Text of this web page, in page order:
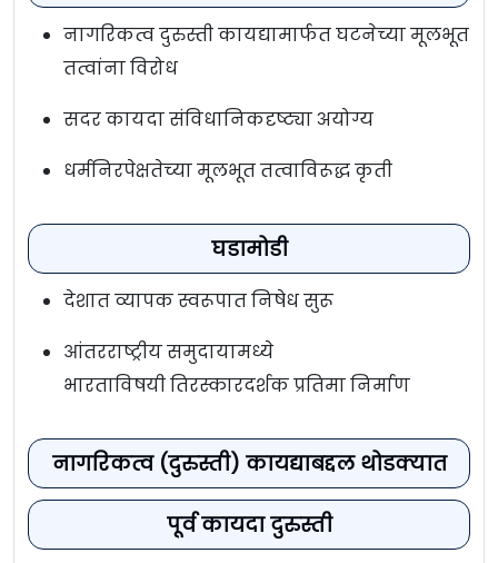
नागरिकत्व दुरुस्ती कायद्यामार्फत घटनेच्या मूलभूत
तत्वांना विरोध
सदर कायदा संविधानिकदृष्ट्या अयोग्य
धर्मनिरपेक्षतेच्या मूलभूत तत्वाविरूद्ध कृती
घडामोडी
देशात व्यापक स्वरूपात निषेध सुरू
आंतरराष्ट्रीय समुदायामध्ये
भारताविषयी तिरस्कारदर्शक प्रतिमा निर्माण
नागरिकत्व (दुरुस्ती) कायद्याबद्दल थोडक्यात
पूर्व कायदा दुरुस्ती